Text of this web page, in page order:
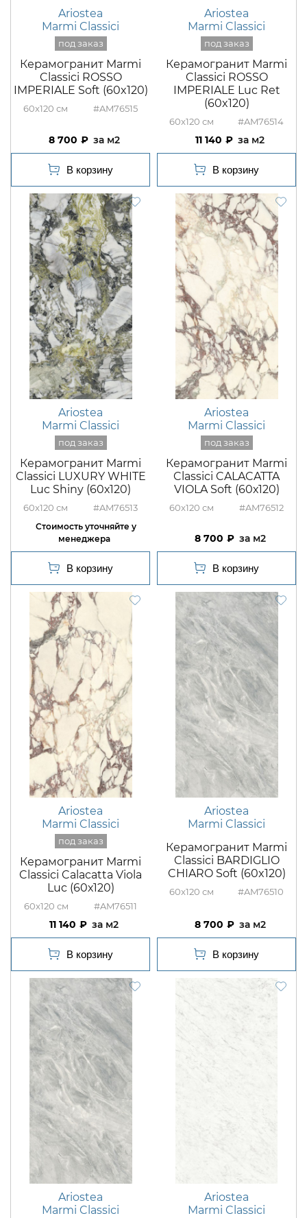
Ariostea
Marmi Classici
Керамогранит Marmi
Classici ROSSO
IMPERIALE Soft (60x120)
60x120 #AM76515
8 700 м2
Ariostea
Marmi Classici
Керамогранит Marmi
Classici ROSSO
IMPERIALE Luc Ret
(60x120)
60x120 #AM76514
11 140 м2
Ariostea
Marmi Classici
Керамогранит Marmi
Classici LUXURY WHITE
Luc Shiny (60х120)
60x120 #AM76513
Ariostea
Marmi Classici
Керамогранит Marmi
Classici CALACATTA
VIOLA Soft (60х120)
60x120 #AM76512
8 700 м2
Ariostea
Marmi Classici
Керамогранит Marmi
Classici Calacatta Viola
Luc (60х120)
60x120 #AM76511
11 140 м2
Ariostea
Marmi Classici
Керамогранит Marmi
Classici BARDIGLIO
CHIARO Soft (60x120)
60x120 #AM76510
8 700 м2
Ariostea
Marmi Classici
Ariostea
Marmi Classici